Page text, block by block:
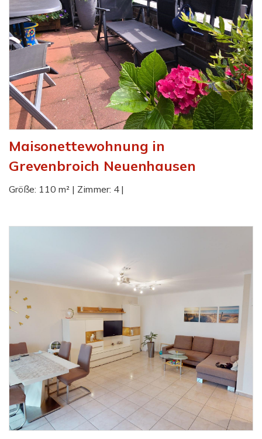
Maisonettewohnung in
Grevenbroich Neuenhausen
Größe: 110 m² | Zimmer: 4 |